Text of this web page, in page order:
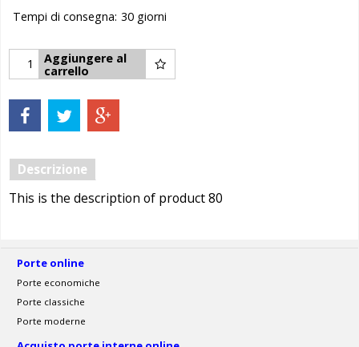
Tempi di consegna: 30 giorni
Aggiungere al
carrello
Descrizione
This is the description of product 80
Porte online
Porte economiche
Porte classiche
Porte moderne